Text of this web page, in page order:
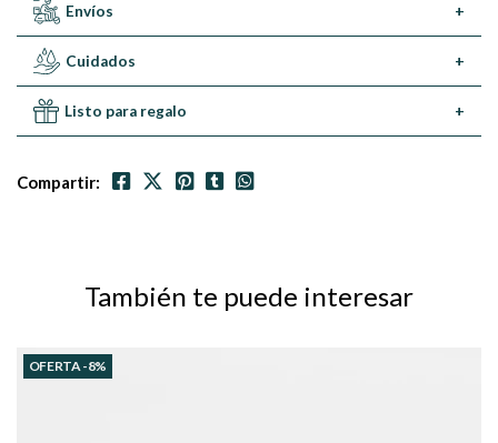
Envíos +
Cuidados +
Listo para regalo +
Compartir:
También te puede interesar
OFERTA -8%